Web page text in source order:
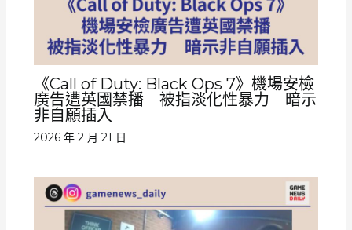
《Call of Duty: Black Ops 7》機場安檢
廣告遭英國禁播 被指淡化性暴力 暗示
非自願插入
2026 年 2 月 21 日